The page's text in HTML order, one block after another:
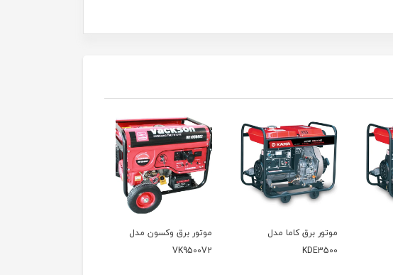
موتور برق وکسون مدل
VK9500V2
موتور برق وکسون مدل
VK9500V